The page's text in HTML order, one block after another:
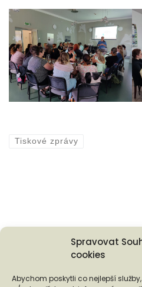
Spravovat
cookies
Abychom poskytli co nejlepší
Tiskové zprávy
Podporují nás...